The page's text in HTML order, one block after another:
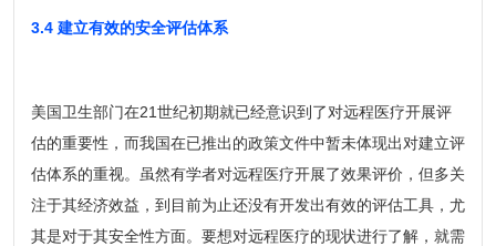
3.4 建立有效的安全评估体系
美国卫生部门在21世纪初期就已经意识到了对远程医疗开展评
估的重要性，而我国在已推出的政策文件中暂未体现出对建立评
估体系的重视。虽然有学者对远程医疗开展了效果评价，但多关
注于其经济效益，到目前为止还没有开发出有效的评估工具，尤
其是对于其安全性方面。要想对远程医疗的现状进行了解，就需